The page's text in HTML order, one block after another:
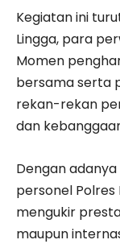
Kegiatan ini
Lingga, para
Momen
bersama serta
rekan-rekan
dan
Dengan
personel
mengukir
maupun